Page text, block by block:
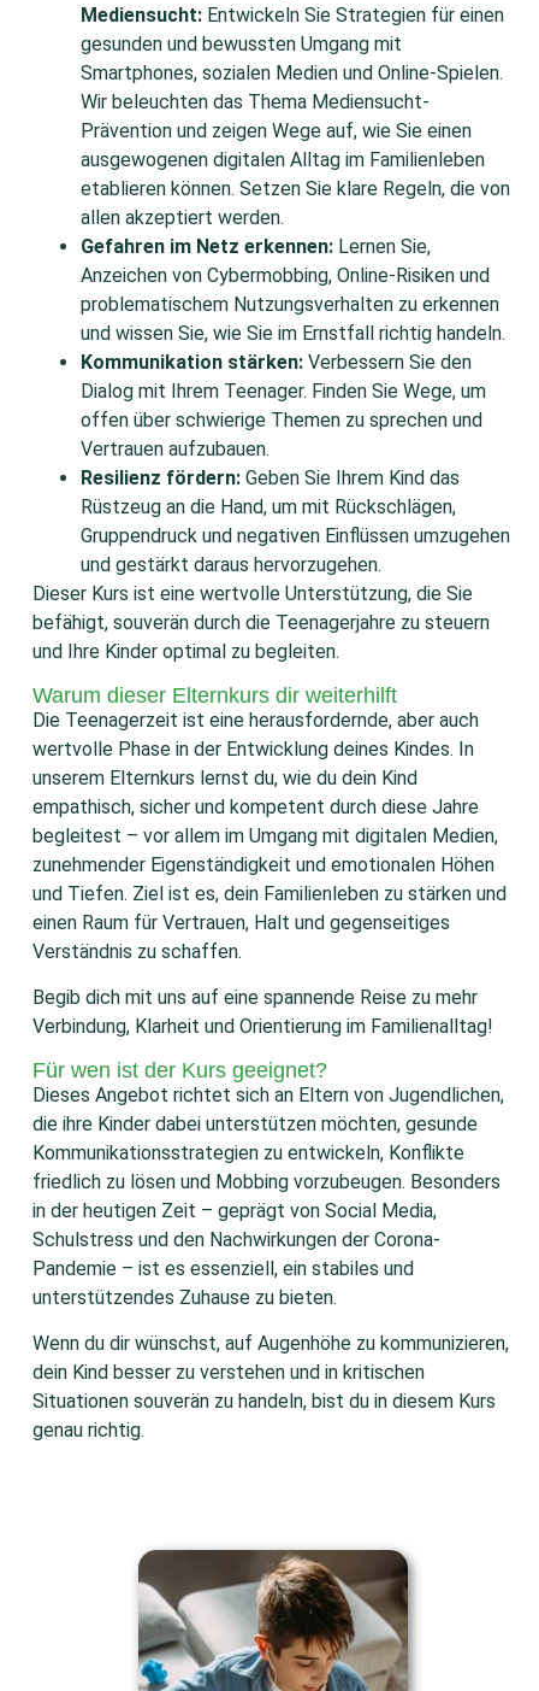
Mediensucht: Entwickeln Sie Strategien für einen
gesunden und bewussten Umgang mit
Smartphones, sozialen Medien und Online-Spielen.
Wir beleuchten das Thema Mediensucht-
Prävention und zeigen Wege auf, wie Sie einen
ausgewogenen digitalen Alltag im Familienleben
etablieren können. Setzen Sie klare Regeln, die von
allen akzeptiert werden.
Gefahren im Netz erkennen: Lernen Sie,
Anzeichen von Cybermobbing, Online-Risiken und
problematischem Nutzungsverhalten zu erkennen
und wissen Sie, wie Sie im Ernstfall richtig handeln.
Kommunikation stärken: Verbessern Sie den
Dialog mit Ihrem Teenager. Finden Sie Wege, um
offen über schwierige Themen zu sprechen und
Vertrauen aufzubauen.
Resilienz fördern: Geben Sie Ihrem Kind das
Rüstzeug an die Hand, um mit Rückschlägen,
Gruppendruck und negativen Einflüssen umzugehen
und gestärkt daraus hervorzugehen.
Dieser Kurs ist eine wertvolle Unterstützung, die Sie
befähigt, souverän durch die Teenagerjahre zu steuern
und Ihre Kinder optimal zu begleiten.
Warum dieser Elternkurs dir weiterhilft
Die Teenagerzeit ist eine herausfordernde, aber auch
wertvolle Phase in der Entwicklung deines Kindes. In
unserem Elternkurs lernst du, wie du dein Kind
empathisch, sicher und kompetent durch diese Jahre
begleitest – vor allem im Umgang mit digitalen Medien,
zunehmender Eigenständigkeit und emotionalen Höhen
und Tiefen. Ziel ist es, dein Familienleben zu stärken und
einen Raum für Vertrauen, Halt und gegenseitiges
Verständnis zu schaffen.
Begib dich mit uns auf eine spannende Reise zu mehr
Verbindung, Klarheit und Orientierung im Familienalltag!
Für wen ist der Kurs geeignet?
Dieses Angebot richtet sich an Eltern von Jugendlichen,
die ihre Kinder dabei unterstützen möchten, gesunde
Kommunikationsstrategien zu entwickeln, Konflikte
friedlich zu lösen und Mobbing vorzubeugen. Besonders
in der heutigen Zeit – geprägt von Social Media,
Schulstress und den Nachwirkungen der Corona-
Pandemie – ist es essenziell, ein stabiles und
unterstützendes Zuhause zu bieten.
Wenn du dir wünschst, auf Augenhöhe zu kommunizieren,
dein Kind besser zu verstehen und in kritischen
Situationen souverän zu handeln, bist du in diesem Kurs
genau richtig.